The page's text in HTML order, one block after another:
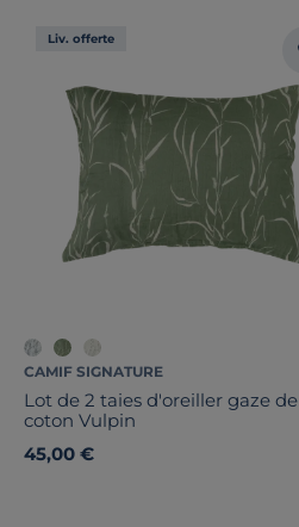
Liv. offerte
CAMIF SIGNATURE
Lot de 2 taies d'oreiller gaze de
coton Vulpin
45,00 €